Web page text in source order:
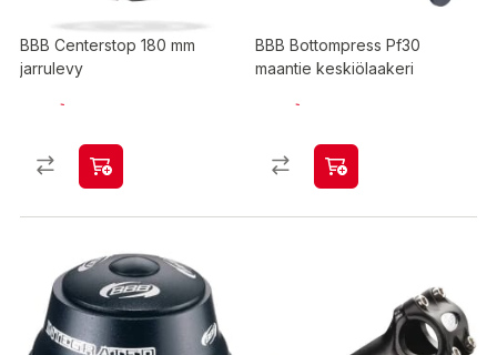
BBB Centerstop 180 mm
jarrulevy
BBB Bottompress Pf30
maantie keskiölaakeri